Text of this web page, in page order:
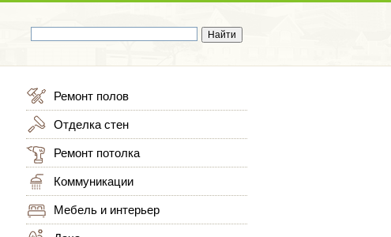
Ремонт полов
Отделка стен
Ремонт потолка
Коммуникации
Мебель и интерьер